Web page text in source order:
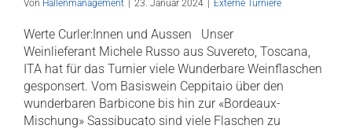
Von Hallenmanagement 23. Januar 2024 Externe Turniere
Werte Curler:Innen und Aussen Unser
Weinlieferant Michele Russo aus Suvereto, Toscana,
ITA hat für das Turnier viele Wunderbare Weinflaschen
gesponsert. Vom Basiswein Ceppitaio über den
wunderbaren Barbicone bis hin zur «Bordeaux-
Mischung» Sassibucato sind viele Flaschen zu